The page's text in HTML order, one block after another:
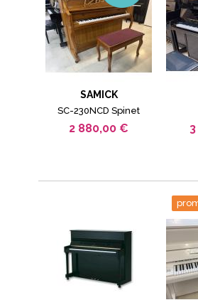
SAMICK
SC-230NCD Spinet
2 880,00 €